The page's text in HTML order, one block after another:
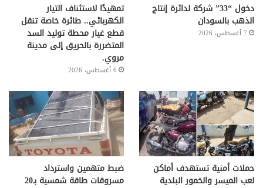
دخول “33” شركة لدائرة إنتاج
الذهب بالسودان
7 أغسطس، 2026
تمهيدًا لاستئناف التيار
الكهربائي.. طائرة خاصة تنقل
قطع غيار محطة توليد السد
المتضررة بالحريق إلى مدينة
مروي.
6 أغسطس، 2026
حملات أمنية تستهدف أماكن
لعب الميسر والخمور البلدية
ضبط متهمين واسترداد
مسروقات طاقة شمسية بـ20